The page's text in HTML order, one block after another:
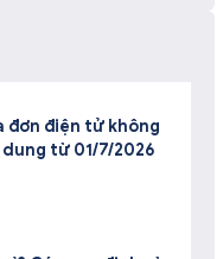
đơn điện tử không
từ 01/7/2026